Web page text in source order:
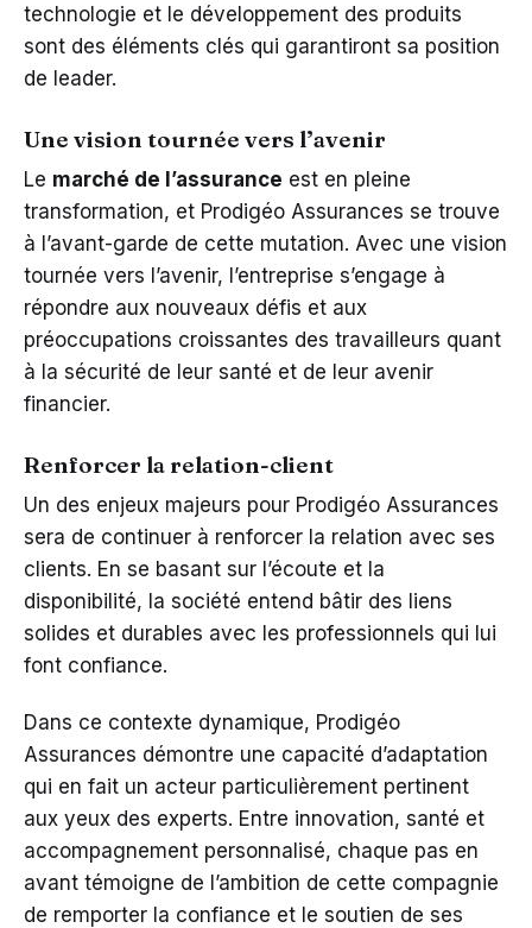
technologie et le développement des produits
sont des éléments clés qui garantiront sa position
de leader.
Une vision tournée vers l’avenir
Le marché de l’assurance est en pleine
transformation, et Prodigéo Assurances se trouve
à l’avant-garde de cette mutation. Avec une vision
tournée vers l’avenir, l’entreprise s’engage à
répondre aux nouveaux défis et aux
préoccupations croissantes des travailleurs quant
à la sécurité de leur santé et de leur avenir
financier.
Renforcer la relation-client
Un des enjeux majeurs pour Prodigéo Assurances
sera de continuer à renforcer la relation avec ses
clients. En se basant sur l’écoute et la
disponibilité, la société entend bâtir des liens
solides et durables avec les professionnels qui lui
font confiance.
Dans ce contexte dynamique, Prodigéo
Assurances démontre une capacité d’adaptation
qui en fait un acteur particulièrement pertinent
aux yeux des experts. Entre innovation, santé et
accompagnement personnalisé, chaque pas en
avant témoigne de l’ambition de cette compagnie
de remporter la confiance et le soutien de ses